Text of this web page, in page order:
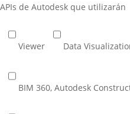
APIs de Autodesk que utilizarán
Viewer Data
BIM 360, Autodesk